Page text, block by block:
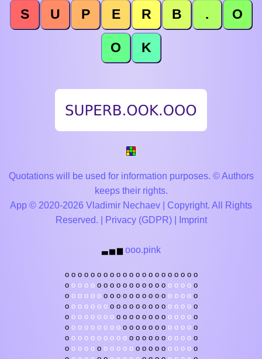
S U P E R B . O
O K
Quotations will be used for information purposes. © Authors
keeps their rights.
App © 2020-2026 Vladimir Nechaev | Copyright. All Rights
Reserved. |
Privacy (GDPR)| Imprint
▃ ▅ ▆ ooo.pink
o o o o o o o o o o o o o o o o o o o o o
o o o o o o o o o o o o o o o o o o o o o
o o o o o o o o o o o o o o o o o o o o o
o o o o o o o o o o o o o o o o o o o o o
o o o o o o o o o o o o o o o o o o o o o
o o o o o o o o o o o o o o o o o o o o o
o o o o o o o o o o o o o o o o o o o o o
o o o o o o o o o o o o o o o o o o o o o